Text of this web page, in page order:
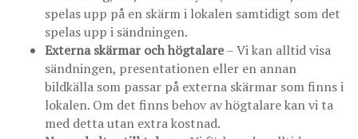
spelas upp på en skärm i lokalen samtidigt som det
spelas upp i sändningen.
Externa skärmar och högtalare– Vi kan alltid visa
sändningen, presentationen eller en annan
bildkälla som passar på externa skärmar som finns i
lokalen. Om det finns behov av högtalare kan vi ta
med detta utan extra kostnad.